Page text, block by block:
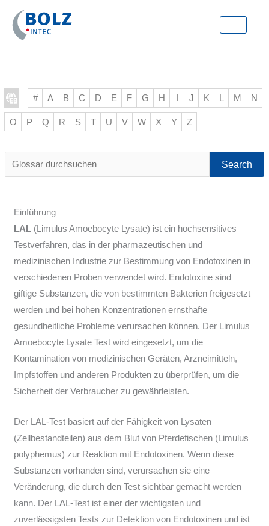
Inhalt
springen
# A B C D E F G H I J K L M N
O P Q R S T U V W X Y Z
Glossar
durchsuchen
Einführung
LAL (Limulus Amoebocyte Lysate) ist ein hochsensitives
Testverfahren, das in der pharmazeutischen und
medizinischen Industrie zur Bestimmung von Endotoxinen in
verschiedenen Proben verwendet wird. Endotoxine sind
giftige Substanzen, die von bestimmten Bakterien freigesetzt
werden und bei hohen Konzentrationen ernsthafte
gesundheitliche Probleme verursachen können. Der Limulus
Amoebocyte Lysate Test wird eingesetzt, um die
Kontamination von medizinischen Geräten, Arzneimitteln,
Impfstoffen und anderen Produkten zu überprüfen, um die
Sicherheit der Verbraucher zu gewährleisten.
Der LAL-Test basiert auf der Fähigkeit von Lysaten
(Zellbestandteilen) aus dem Blut von Pferdefischen (Limulus
polyphemus) zur Reaktion mit Endotoxinen. Wenn diese
Substanzen vorhanden sind, verursachen sie eine
Veränderung, die durch den Test sichtbar gemacht werden
kann. Der LAL-Test ist einer der wichtigsten und
zuverlässigsten Tests zur Detektion von Endotoxinen und ist